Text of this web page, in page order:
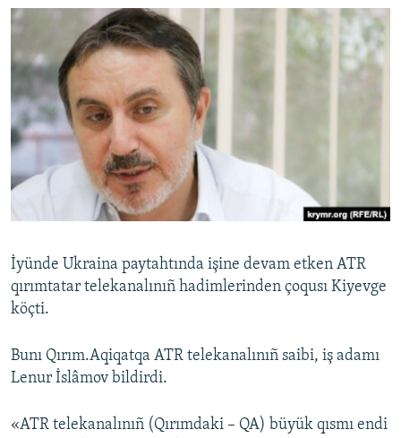
İNSAN AQLARI
VİDEO
SÜRET
BLOGLAR
FİKİR
Русский
Українською
QOŞULIÑIZ!
RFE/RS bütün saytları
İyünde Ukraina paytahtında işine devam etken ATR
qırımtatar telekanalınıñ hadimlerinden çoqusı Kiyevge
köçti.
Bunı Qırım.Aqiqatqa ATR telekanalınıñ saibi, iş adamı
Lenur İslâmov bildirdi.
«ATR telekanalınıñ (Qırımdaki – QA) büyük qısmı endi